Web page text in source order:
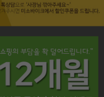
페이코 라이프